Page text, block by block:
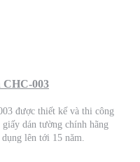
CHC-003
được thiết kế và thi công
dán tường chính hãng
lên tới 15 năm.